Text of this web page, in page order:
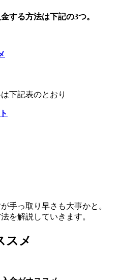
する方法は下記の3つ。
下記表のとおり
手っ取り早さも大事かと。
を解説していきます。
スメ